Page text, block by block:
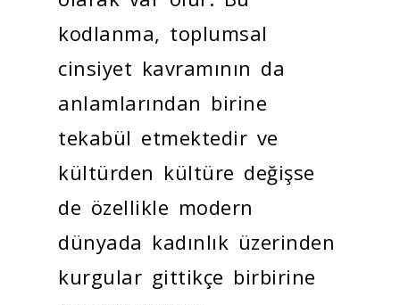
kodlanma, toplumsal
cinsiyet kavramının da
anlamlarından birine
tekabül etmektedir ve
kültürden kültüre değişse
de özellikle modern
dünyada kadınlık üzerinden
kurgular gittikçe birbirine